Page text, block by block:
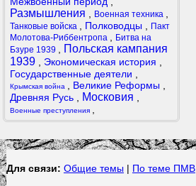
Размышления Военная техника
Танковые войска Полководцы
Пакт
Молотова-Риббентропа
Битва на
Бзуре 1939
Польская кампания
1939
Экономическая история
Государственные деятели
Крымская война Великие Реформы
Древняя Русь
Московия
Военные преступления
Для связи: Общие темы | По теме ПМВ.